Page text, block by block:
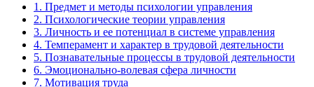
1. Предмет и методы психологии управления
2. Психологические теории управления
3. Личность и ее потенциал в системе управления
4. Темперамент и характер в трудовой деятельности
5. Познавательные процессы в трудовой деятельности
6. Эмоционально-волевая сфера личности
7. Мотивация труда